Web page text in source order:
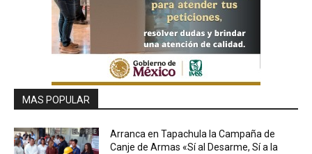
MAS POPULAR
Arranca en Tapachula la Campaña de
Canje de Armas «Sí al Desarme, Sí a la